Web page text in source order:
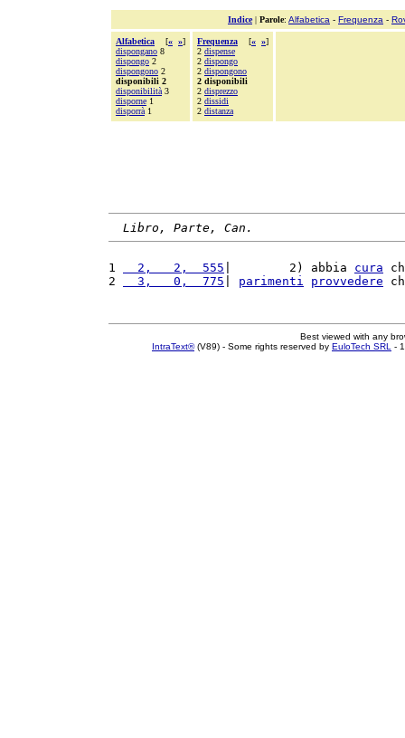
Indice| Parole: Alfabetica - Frequenza -
Alfabetica [« »]
dispongano 8
dispongo 2
dispongono 2
disponibili 2
disponibilità 3
disporne 1
disporrà 1
Frequenza [« »]
2 dispense
2 dispongo
2 dispongono
2 disponibili
2 disprezzo
2 dissidi
2 distanza
Libro, Parte, Can.
1
  2,   2,  555
|        2) abbia cura
2
  3,   0,  775
parimenti provvedere
Best viewed with any
IntraText®(V89) - Some rights reserved by EuloTech SRL -